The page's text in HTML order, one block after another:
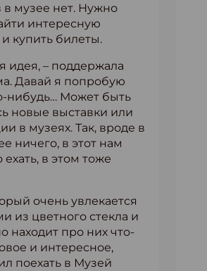
в музее нет. Нужно
интересную
и купить билеты.
идея, – поддержала
Давай я попробую
нибудь… Может быть
новые выставки или
в музеях. Так, вроде в
ничего, в этот нам
в этом тоже
очень увлекается
из цветного стекла и
находит про них что-
и интересное,
поехать в Музей